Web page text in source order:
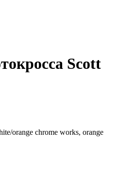
Scott
orange chrome works, orange